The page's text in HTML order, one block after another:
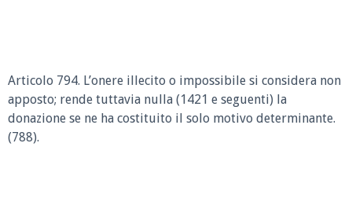
Articolo 794. L’onere illecito o impossibile si considera non
apposto; rende tuttavia nulla (1421 e seguenti) la
donazione se ne ha costituito il solo motivo determinante.
(788).